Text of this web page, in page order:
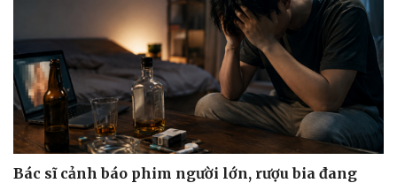
Doanh nghiệp
Thông tin doanh nghiệp
Doanh nghiệp 24h
Doanh nhân
Vì cộng đồng
Công nghệ
Sành điệu
Tin Công nghệ
Trải nghiệm
Bác sĩ cảnh báo phim người lớn, rượu bia đang